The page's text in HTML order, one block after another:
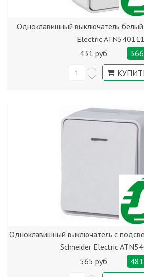
Одноклавишный выключатель
Electric ATN540111
431 руб
Одноклавишный выключатель с
Schneider Electric
565 руб